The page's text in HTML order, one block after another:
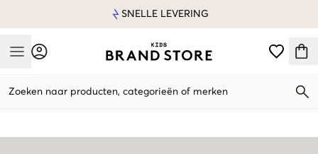
SNELLE LEVERING
Mobile Menu
Zoeken naar producten, categorieën of merken